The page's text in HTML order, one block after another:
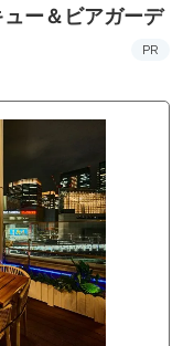
ー＆ビアガーデ
PR